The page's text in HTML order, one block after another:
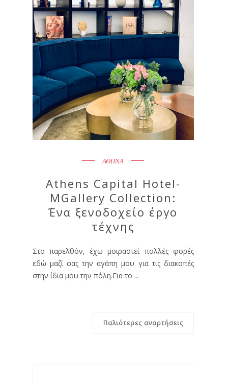
ΑΘΗΝΑ
Athens Capital Hotel-
MGallery Collection:
Ένα ξενοδοχείο έργο
τέχνης
Στο παρελθόν, έχω μοιραστεί πολλές φορές
εδώ μαζί σας την αγάπη μου για τις διακοπές
στην ίδια μου την πόλη.Για το ...
Παλιότερες αναρτήσεις